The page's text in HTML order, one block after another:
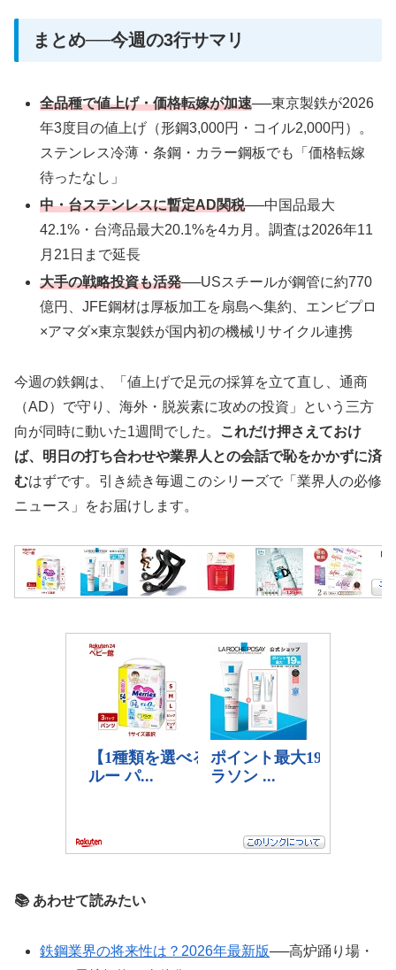
まとめ──今週の3行サマリ
全品種で値上げ・価格転嫁が加速──東京製鉄が2026
年3度目の値上げ（形鋼3,000円・コイル2,000円）。
ステンレス冷薄・条鋼・カラー鋼板でも「価格転嫁
待ったなし」
中・台ステンレスに暫定AD関税──中国品最大
42.1%・台湾品最大20.1%を4カ月。調査は2026年11
月21日まで延長
大手の戦略投資も活発──USスチールが鋼管に約770
億円、JFE鋼材は厚板加工を扇島へ集約、エンビプロ
×アマダ×東京製鉄が国内初の機械リサイクル連携
今週の鉄鋼は、「値上げで足元の採算を立て直し、通商
（AD）で守り、海外・脱炭素に攻めの投資」という三方
向が同時に動いた1週間でした。
これだけ押さえておけ
ば、明日の打ち合わせや業界人との会話で恥をかかずに済
むはずです。引き続き毎週このシリーズで「業界人の必修
ニュース」をお届けします。
📚 あわせて読みたい
鉄鋼業界の将来性は？2026年最新版──高炉踊り場・